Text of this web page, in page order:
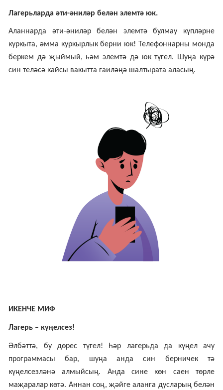
Лагерьларда әти-әниләр белән элемтә юк.
Аланнарда әти-әниләр белән элемтә булмау күпләрне
куркыта, әмма куркырлык берни юк! Телефоннарны монда
беркем дә җыймый, һәм элемтә дә юк түгел. Шуңа күрә
син теләсә кайсы вакытта гаиләңә шалтырата аласың.
ИКЕНЧЕ МИФ
Лагерь – күңелсез!
Әлбәттә, бу дөрес түгел! Һәр лагерьда да күңел ачу
программасы бар, шуңа анда син берничек тә
күңелсезләнә алмыйсың. Анда сине көн саен төрле
маҗаралар көтә. Аннан соң, җәйге аланга дусларың белән